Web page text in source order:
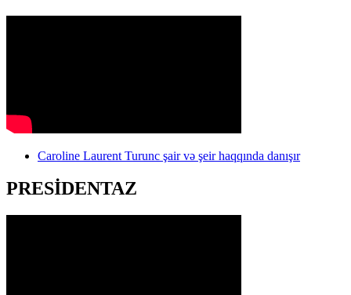
Caroline Laurent Turunc şair və şeir haqqında danışır
PRESİDENTAZ